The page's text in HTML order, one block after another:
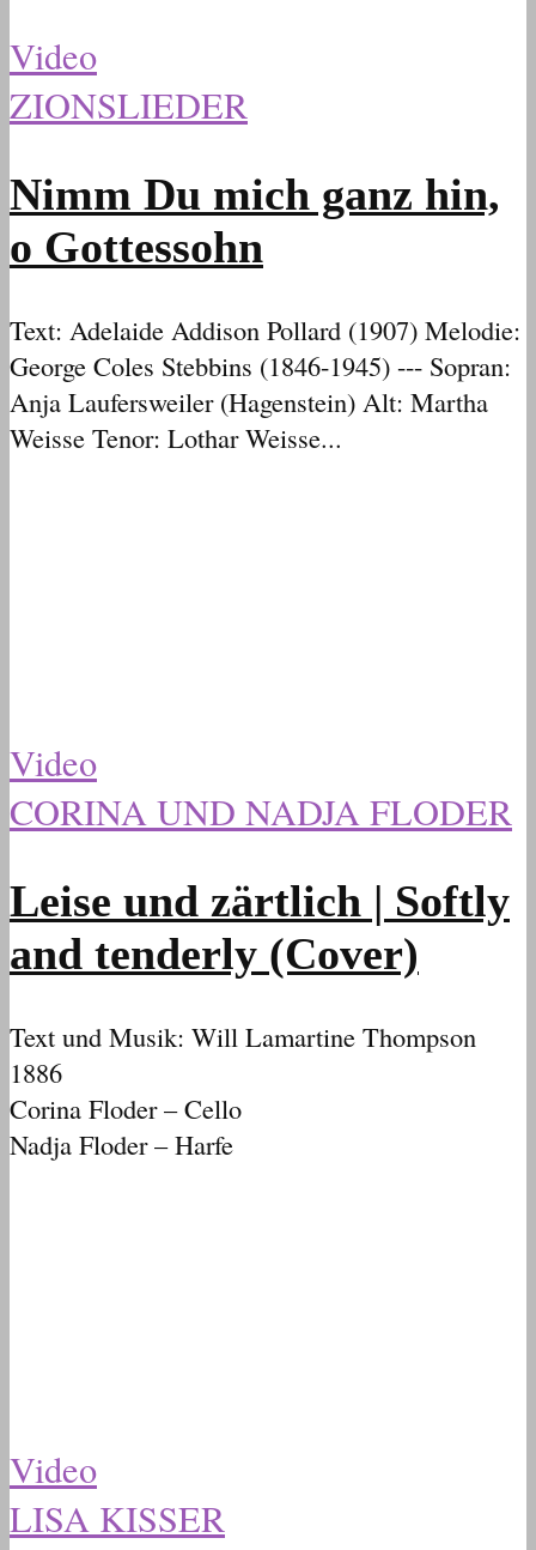
Video
ZIONSLIEDER
Nimm Du mich ganz hin,
o Gottessohn
Text: Adelaide Addison Pollard (1907) Melodie:
George Coles Stebbins (1846-1945) --- Sopran:
Anja Laufersweiler (Hagenstein) Alt: Martha
Weisse Tenor: Lothar Weisse...
Video
CORINA UND NADJA FLODER
Leise und zärtlich | Softly
and tenderly (Cover)
Text und Musik: Will Lamartine Thompson
1886
Corina Floder – Cello
Nadja Floder – Harfe
Video
LISA KISSER